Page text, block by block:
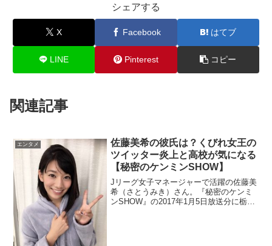
シェアする
X Facebook はてブ
LINE Pinterest コピー
関連記事
エンタメ
佐藤美希の彼氏は？くびれ女王の
ツイッター炎上と高校が気になる
【秘密のケンミンSHOW】
Jリーグ女子マネージャーで活躍の佐藤美
希（さとうみき）さん。『秘密のケンミ
ンSHOW』の2017年1月5日放送分に栃木